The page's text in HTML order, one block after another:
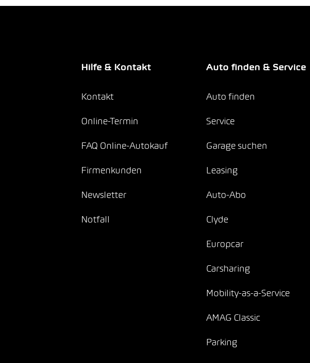
Hilfe & Kontakt
Kontakt
Online-Termin
FAQ Online-Autokauf
Firmenkunden
Newsletter
Notfall
Auto finden & Service
Auto finden
Service
Garage suchen
Leasing
Auto-Abo
Clyde
Europcar
Carsharing
Mobility-as-a-Service
AMAG Classic
Parking